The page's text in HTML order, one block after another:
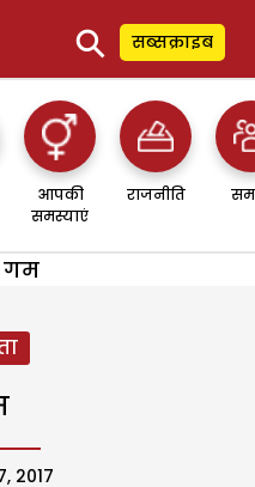
⚲ सब्सक्राइब
आपकी
समस्याएं
राजनीति
गम
2017